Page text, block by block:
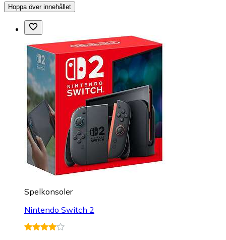
Hoppa över innehållet
Spelkonsoler
Nintendo Switch 2